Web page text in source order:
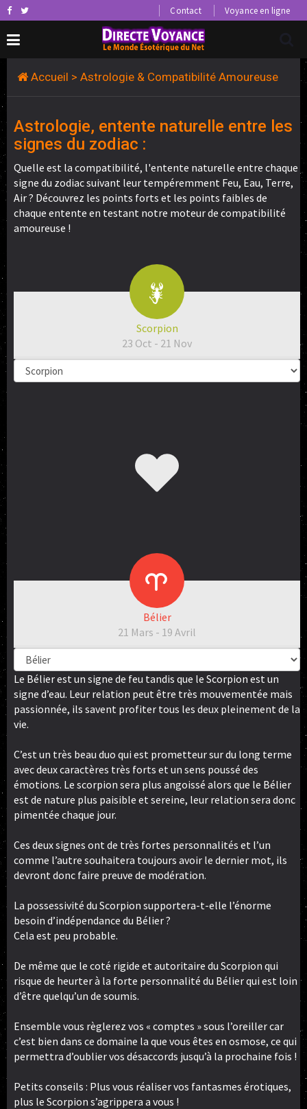
Contact Voyance en ligne
Accueil > Astrologie & Compatibilité Amoureuse
Astrologie, entente naturelle entre les
signes du zodiac :
Quelle est la compatibilité, l'entente naturelle entre chaque
signe du zodiac suivant leur tempéremment Feu, Eau, Terre,
Air ? Découvrez les points forts et les points faibles de
chaque entente en testant notre moteur de compatibilité
amoureuse !
Scorpion
23 Oct - 21 Nov
Bélier
21 Mars - 19 Avril
Le Bélier est un signe de feu tandis que le Scorpion est un
signe d’eau. Leur relation peut être très mouvementée mais
passionnée, ils savent profiter tous les deux pleinement de la
vie.
C’est un très beau duo qui est prometteur sur du long terme
avec deux caractères très forts et un sens poussé des
émotions. Le scorpion sera plus angoissé alors que le Bélier
est de nature plus paisible et sereine, leur relation sera donc
pimentée chaque jour.
Ces deux signes ont de très fortes personnalités et l’un
comme l’autre souhaitera toujours avoir le dernier mot, ils
devront donc faire preuve de modération.
La possessivité du Scorpion supportera-t-elle l’énorme
besoin d’indépendance du Bélier ?
Cela est peu probable.
De même que le coté rigide et autoritaire du Scorpion qui
risque de heurter à la forte personnalité du Bélier qui est loin
d’être quelqu’un de soumis.
Ensemble vous règlerez vos « comptes » sous l’oreiller car
c’est bien dans ce domaine la que vous êtes en osmose, ce qui
permettra d’oublier vos désaccords jusqu’à la prochaine fois !
Petits conseils : Plus vous réaliser vos fantasmes érotiques,
plus le Scorpion s’agrippera a vous !